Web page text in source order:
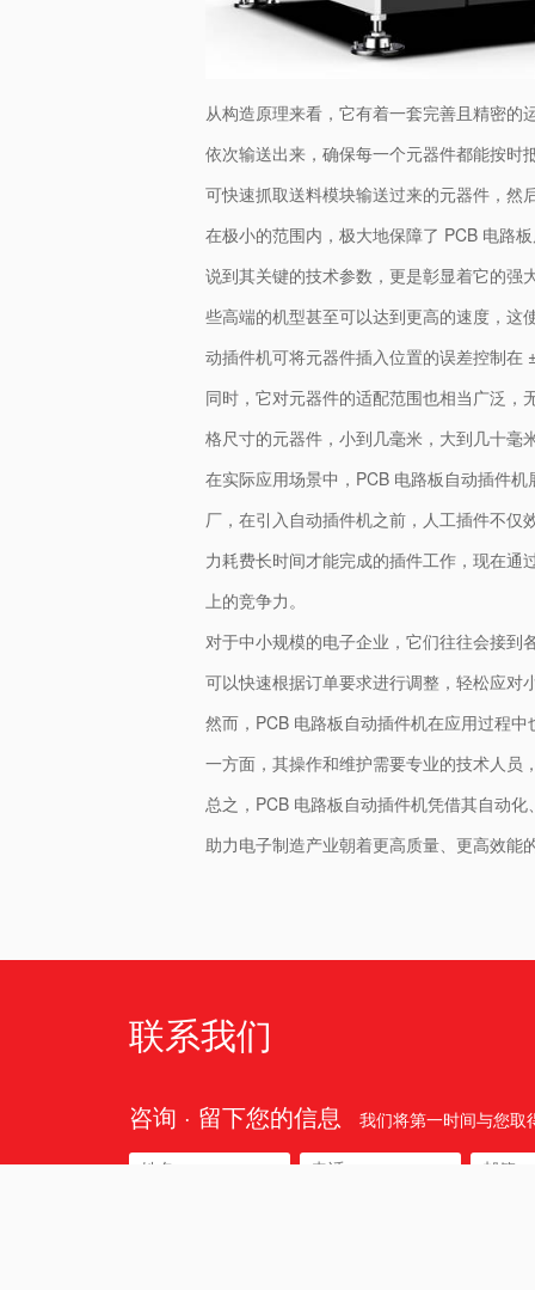
从构造原理来看，它有着一套完善且精密的
依次输送出来，确保每一个元器件都能按时
可快速抓取送料模块输送过来的元器件，然
在极小的范围内，极大地保障了 PCB 电路
说到其关键的技术参数，更是彰显着它的
些高端的机型甚至可以达到更高的速度，这
动插件机可将元器件插入位置的误差控制在
同时，它对元器件的适配范围也相当广泛
格尺寸的元器件，小到几毫米，大到几十毫
在实际应用场景中，PCB 电路板自动插件
厂，在引入自动插件机之前，人工插件不仅
力耗费长时间才能完成的插件工作，现在
上的竞争力。
对于中小规模的电子企业，它们往往会接到
可以快速根据订单要求进行调整，轻松应对
然而，PCB 电路板自动插件机在应用过程
一方面，其操作和维护需要专业的技术人员
总之，PCB 电路板自动插件机凭借其自动
助力电子制造产业朝着更高质量、更高效能
联系我们
咨询 · 留下您的信息 我们将第一时间与您取